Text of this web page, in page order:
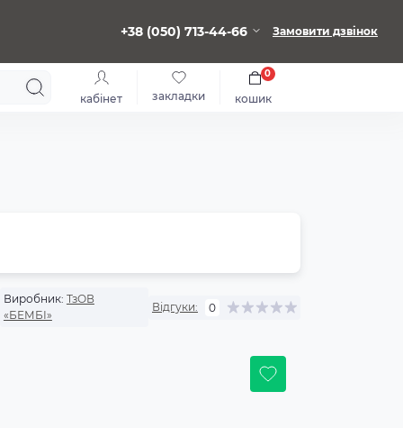
+38 (050) 713-44-66 Замовити дзвінок
кабінет закладки кошик
0
Виробник: ТзОВ
«БЕМБІ»
Відгуки: 0